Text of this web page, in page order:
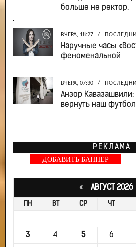
больше не ректор.
ВЧЕРА, 18:27 /
Наручные часы
феноменальной
ВЧЕРА, 07:30 /
Анзор
вернуть наш
РЕКЛАМА
ДОБАВИТЬ БАННЕР
«АВГУСТ
ПН ВТ СР ЧТ
3 4 5 6